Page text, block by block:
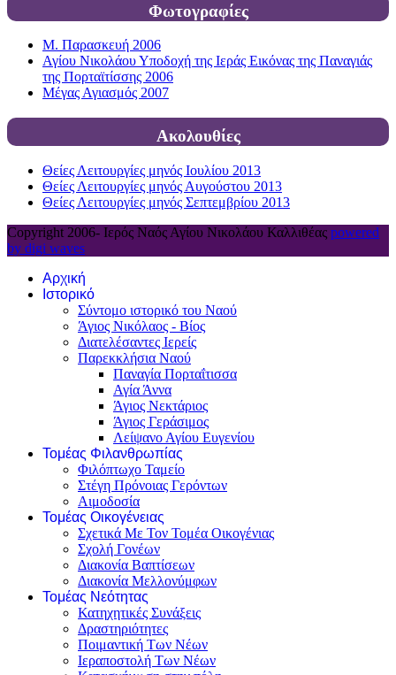
Φωτογραφίες
Μ. Παρασκευή 2006
Αγίου Νικολάου Υποδοχή της Ιεράς Εικόνας της Παναγιάς
της Πορταϊτίσσης 2006
Μέγας Αγιασμός 2007
Ακολουθίες
Θείες Λειτουργίες μηνός Ιουλίου 2013
Θείες Λειτουργίες μηνός Αυγούστου 2013
Θείες Λειτουργίες μηνός Σεπτεμβρίου 2013
Copyright 2006- Ιερός Ναός Αγίου Νικολάου Καλλιθέας powered
by digi waves
Αρχική
Ιστορικό
Σύντομο ιστορικό του Ναού
Άγιος Νικόλαος - Βίος
Διατελέσαντες Ιερείς
Παρεκκλήσια Ναού
Παναγία Πορταΐτισσα
Αγία Άννα
Άγιος Νεκτάριος
Άγιος Γεράσιμος
Λείψανο Αγίου Ευγενίου
Τομέας Φιλανθρωπίας
Φιλόπτωχο Ταμείο
Στέγη Πρόνοιας Γερόντων
Αιμοδοσία
Τομέας Οικογένειας
Σχετικά Με Τον Τομέα Οικογένιας
Σχολή Γονέων
Διακονία Βαπτίσεων
Διακονία Μελλονύμφων
Τομέας Νεότητας
Κατηχητικές Συνάξεις
Δραστηριότητες
Ποιμαντική Των Νέων
Ιεραποστολή Των Νέων